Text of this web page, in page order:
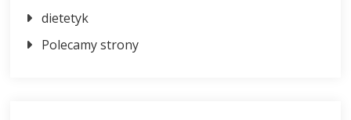
dietetyk
Polecamy strony